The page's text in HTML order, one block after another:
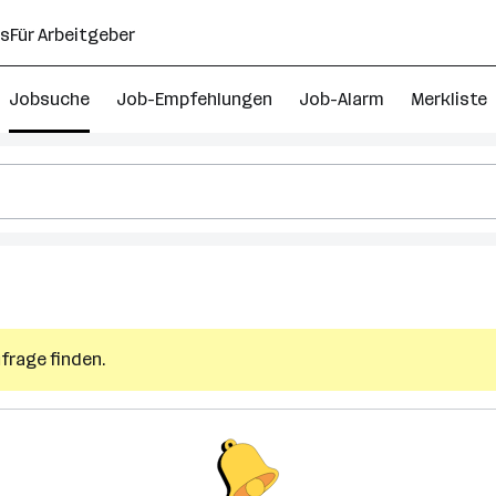
Für Arbeitgeber
Jobsuche Job-Empfehlungen Job-Alarm Merkliste
finden.